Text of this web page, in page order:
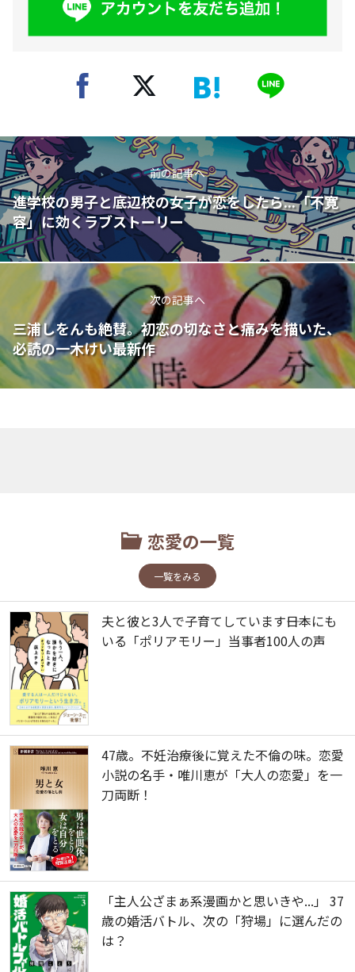
前の記事へ
進学校の男子と底辺校の女子が恋をしたら...「不寛
容」に効くラブストーリー
次の記事へ
三浦しをんも絶賛。初恋の切なさと痛みを描いた、
必読の一木けい最新作
恋愛の一覧
一覧をみる
夫と彼と3人で子育てしています――日本にも
いる「ポリアモリー」当事者100人の声
47歳。不妊治療後に覚えた不倫の味。恋愛
小説の名手・唯川恵が「大人の恋愛」を一
刀両断！
「主人公ざまぁ系漫画かと思いきや...」 37
歳の婚活バトル、次の「狩場」に選んだの
は？